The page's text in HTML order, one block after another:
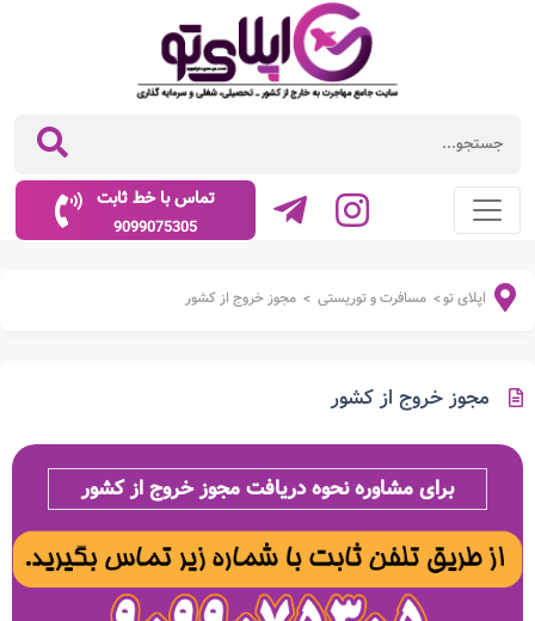
تماس با خط ثابت
9099075305
اپلای تو> مسافرت و توریستی > مجوز خروج از کشور
مجوز خروج از کشور
برای مشاوره نحوه دریافت مجوز خروج از کشور